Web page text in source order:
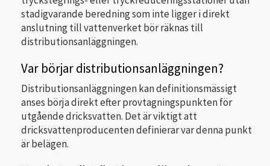
stadigvarande beredning som inte ligger i direkt
anslutning till vattenverket bör räknas till
distributionsanläggningen.
Var börjar distributionsanläggningen?
Distributionsanläggningen kan definitionsmässigt
anses börja direkt efter provtagningspunkten för
utgående dricksvatten. Det är viktigt att
dricksvattenproducenten definierar var denna punkt
är belägen.